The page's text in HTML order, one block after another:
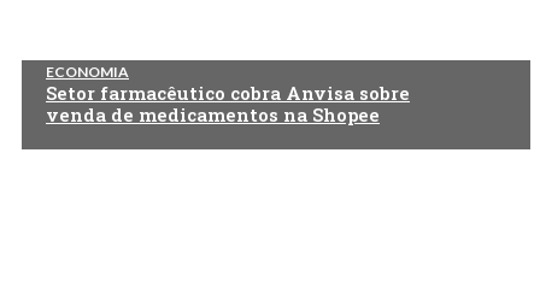
ECONOMIA
Setor farmacêutico cobra Anvisa sobre
venda de medicamentos na Shopee